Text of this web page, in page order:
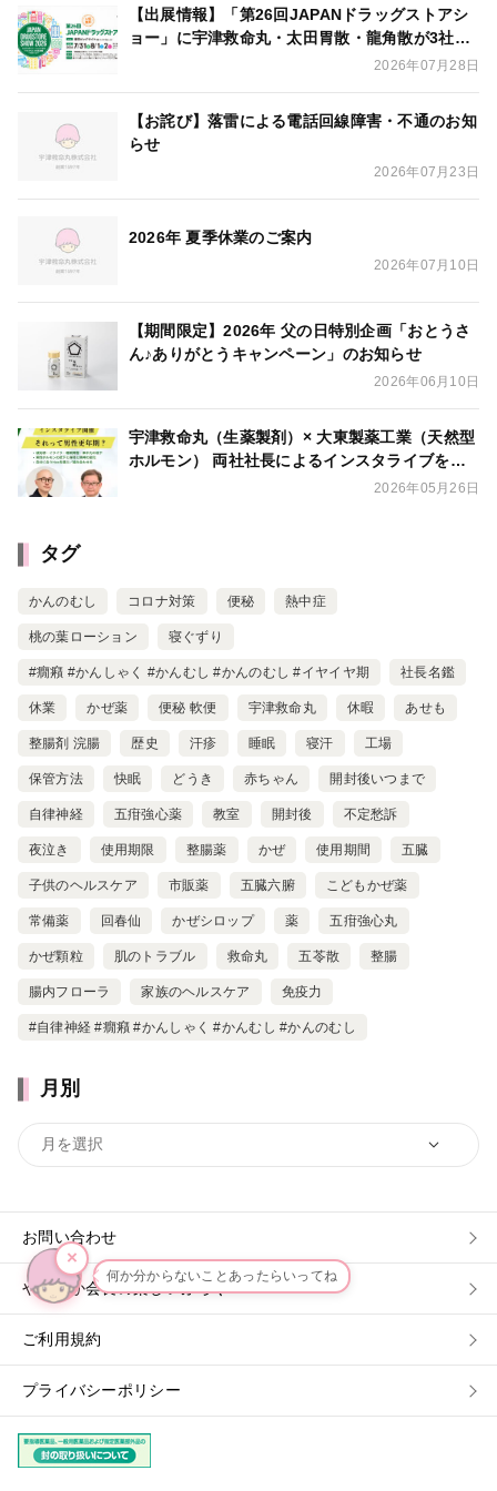
【出展情報】「第26回JAPANドラッグストアシ
ョー」に宇津救命丸・太田胃散・龍角散が3社合
2026年07月28日
【お詫び】落雷による電話回線障害・不通のお知
らせ
2026年07月23日
2026年 夏季休業のご案内
2026年07月10日
【期間限定】2026年 父の日特別企画「おとうさ
ん♪ありがとうキャンペーン」のお知らせ
2026年06月10日
宇津救命丸（生薬製剤）× 大東製薬工業（天然型
ホルモン） 両社社長によるインスタライブを開
2026年05月26日
タグ
かんのむし コロナ対策 便秘 熱中症
桃の葉ローション 寝ぐずり
#癇癪 #かんしゃく #かんむし #かんのむし #イヤイヤ期 社長名鑑
休業 かぜ薬 便秘 軟便 宇津救命丸 休暇 あせも
整腸剤 浣腸 歴史 汗疹 睡眠 寝汗 工場
保管方法 快眠 どうき 赤ちゃん 開封後いつまで
自律神経 五疳強心薬 教室 開封後 不定愁訴
夜泣き 使用期限 整腸薬 かぜ 使用期間 五臓
子供のヘルスケア 市販薬 五臓六腑 こどもかぜ薬
常備薬 回春仙 かぜシロップ 薬 五疳強心丸
かぜ顆粒 肌のトラブル 救命丸 五苓散 整腸
腸内フローラ 家族のヘルスケア 免疫力
#自律神経 #癇癪 #かんしゃく #かんむし #かんのむし
月別
お問い合わせ
やわらか会長の楽しいぶろぐ
ご利用規約
プライバシーポリシー
×
何か分からないことあったらいってね